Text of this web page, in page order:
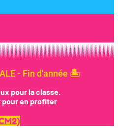
- Fin d'année 🏝️
pour la classe.
pour en profiter